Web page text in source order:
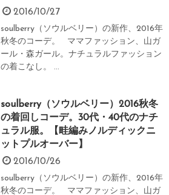
2016/10/27
soulberry（ソウルベリー）の新作、2016年
秋冬のコーデ。 ママファッション、山ガ
ール・森ガール。ナチュラルファッション
の着こなし。 ...
soulberry（ソウルベリー）2016秋冬
の着回しコーデ。30代・40代のナチ
ュラル服。【畦編みノルディックニ
ットプルオーバー】
2016/10/26
soulberry（ソウルベリー）の新作、2016年
秋冬のコーデ。 ママファッション、山ガ